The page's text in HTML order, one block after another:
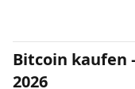
Bitcoin kaufen
2026